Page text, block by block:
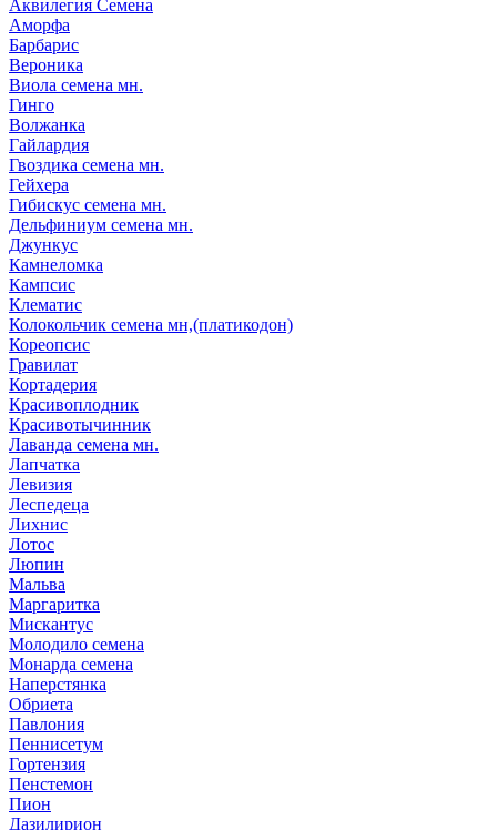
Аквилегия Семена
Аморфа
Барбарис
Вероника
Виола семена мн.
Гинго
Волжанка
Гайлардия
Гвоздика семена мн.
Гейхера
Гибискус семена мн.
Дельфиниум семена мн.
Джункус
Камнеломка
Кампсис
Клематис
Колокольчик семена мн,(платикодон)
Кореопсис
Гравилат
Кортадерия
Красивоплодник
Красивотычинник
Лаванда семена мн.
Лапчатка
Левизия
Леспедеца
Лихнис
Лотос
Люпин
Мальва
Маргаритка
Мискантус
Молодило семена
Монарда семена
Наперстянка
Обриета
Павлония
Пеннисетум
Гортензия
Пенстемон
Пион
Дазилирион